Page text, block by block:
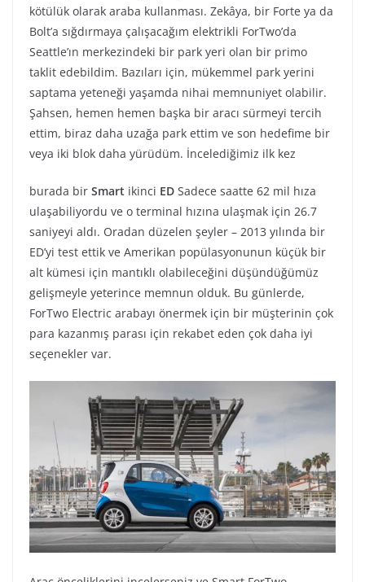
kötülük olarak araba kullanması. Zekâya, bir Forte ya da
Bolt’a sığdırmaya çalışacağım elektrikli ForTwo’da
Seattle’ın merkezindeki bir park yeri olan bir primo
taklit edebildim. Bazıları için, mükemmel park yerini
saptama yeteneği yaşamda nihai memnuniyet olabilir.
Şahsen, hemen hemen başka bir aracı sürmeyi tercih
ettim, biraz daha uzağa park ettim ve son hedefime bir
veya iki blok daha yürüdüm. İncelediğimiz ilk kez
burada bir Smart ikinci ED Sadece saatte 62 mil hıza
ulaşabiliyordu ve o terminal hızına ulaşmak için 26.7
saniyeyi aldı. Oradan düzelen şeyler – 2013 yılında bir
ED’yi test ettik ve Amerikan popülasyonunun küçük bir
alt kümesi için mantıklı olabileceğini düşündüğümüz
gelişmeyle yeterince memnun olduk. Bu günlerde,
ForTwo Electric arabayı önermek için bir müşterinin çok
para kazanmış parası için rekabet eden çok daha iyi
seçenekler var.